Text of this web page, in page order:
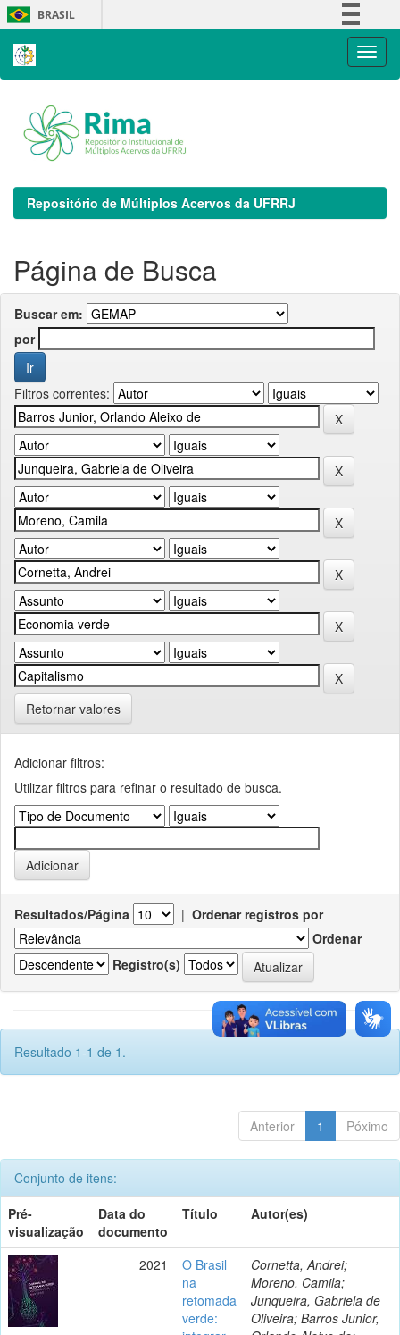
Skip
navigation
BRASIL
Repositório de Múltiplos Acervos da UFRRJ
Página de Busca
Buscar em:
por
Filtros correntes:
Retornar valores
Adicionar filtros:
Utilizar filtros para refinar o resultado de busca.
Resultados/Página | Ordenar registros por
Ordenar
Registro(s)
Resultado 1-1 de 1.
Anterior 1 Póximo
Conjunto de itens:
Pré-
visualização
Data do
documento
Título Autor(es)
2021
O Brasil
na
retomada
verde:
Cornetta, Andrei;
Moreno, Camila;
Junqueira, Gabriela de
Oliveira; Barros Junior,